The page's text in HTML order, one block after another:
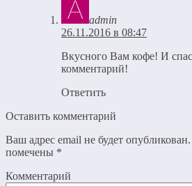
admin
26.11.2016 в 08:47
Вкусного Вам кофе! И
комментарий!
Ответить
Оставить комментарий
Ваш адрес email не будет опубликован.
помечены *
Комментарий